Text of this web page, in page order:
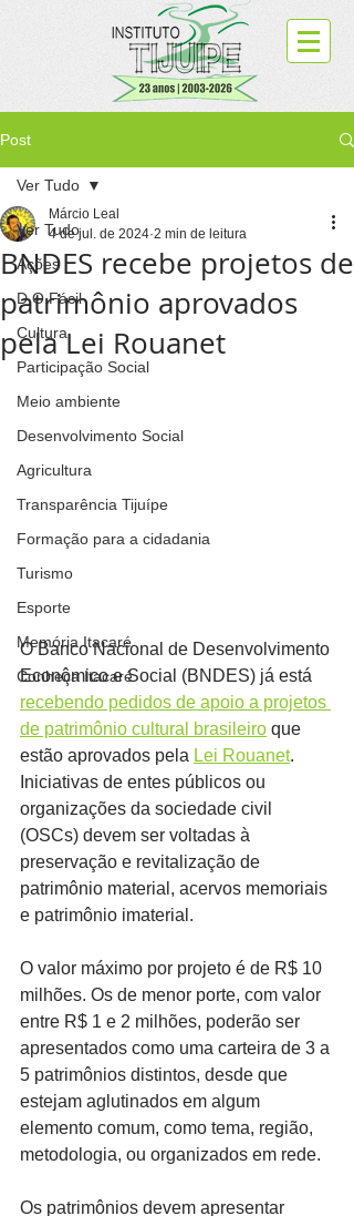
Post
Ver Tudo
Ações
D.O.Fácil
Cultura
Participação Social
Meio ambiente
Desenvolvimento Social
Agricultura
Transparência Tijuípe
Formação para a cidadania
Turismo
Esporte
Memória Itacaré
Conheça Itacaré
Ver Tudo
BNDES recebe projetos de
patrimônio aprovados
pela Lei Rouanet
Márcio Leal
4 de jul. de 2024 2 min de leitura
O Banco Nacional de Desenvolvimento
Econômico e Social (BNDES) já está
recebendo pedidos de apoio a projetos
de patrimônio cultural brasileiro que
estão aprovados pela Lei Rouanet.
Iniciativas de entes públicos ou
organizações da sociedade civil
(OSCs) devem ser voltadas à
preservação e revitalização de
patrimônio material, acervos memoriais
e patrimônio imaterial.
O valor máximo por projeto é de R$ 10
milhões. Os de menor porte, com valor
entre R$ 1 e 2 milhões, poderão ser
apresentados como uma carteira de 3 a
5 patrimônios distintos, desde que
estejam aglutinados em algum
elemento comum, como tema, região,
metodologia, ou organizados em rede.
Os patrimônios devem apresentar